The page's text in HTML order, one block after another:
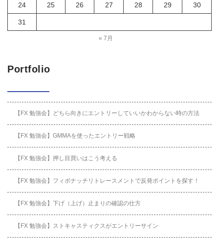
24 25 26 27 28 29 30
31
« 7月
Portfolio
【FX 勉強会】どちら向きにエントリーしていいかわからない時の方法
【FX 勉強会】GMMAを使ったエントリー戦略
【FX 勉強会】押し目買いはこう考える
【FX 勉強会】フィボナッチリトレースメントで反発ポイントを探す！
【FX 勉強会】下げ（上げ）止まりの確認の仕方
【FX 勉強会】ストキャスティクスがエントリーサイン